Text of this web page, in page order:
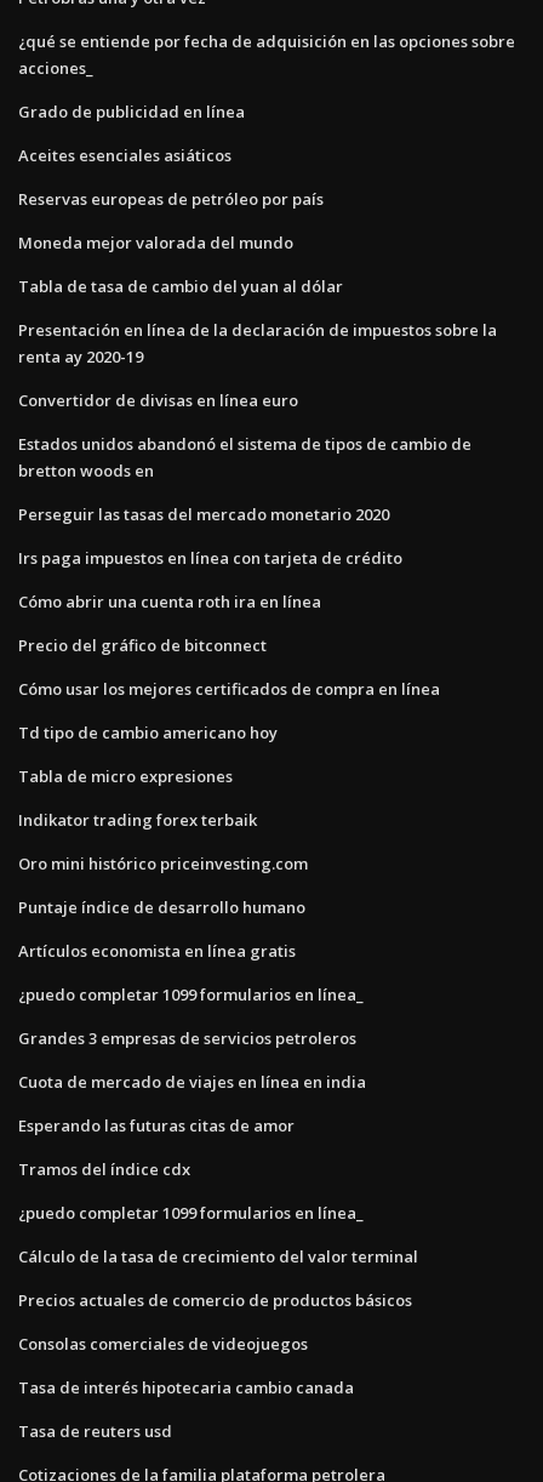
¿qué se entiende por fecha de adquisición en las opciones sobre
acciones_
Grado de publicidad en línea
Aceites esenciales asiáticos
Reservas europeas de petróleo por país
Moneda mejor valorada del mundo
Tabla de tasa de cambio del yuan al dólar
Presentación en línea de la declaración de impuestos sobre la
renta ay 2020-19
Convertidor de divisas en línea euro
Estados unidos abandonó el sistema de tipos de cambio de
bretton woods en
Perseguir las tasas del mercado monetario 2020
Irs paga impuestos en línea con tarjeta de crédito
Cómo abrir una cuenta roth ira en línea
Precio del gráfico de bitconnect
Cómo usar los mejores certificados de compra en línea
Td tipo de cambio americano hoy
Tabla de micro expresiones
Indikator trading forex terbaik
Oro mini histórico priceinvesting.com
Puntaje índice de desarrollo humano
Artículos economista en línea gratis
¿puedo completar 1099 formularios en línea_
Grandes 3 empresas de servicios petroleros
Cuota de mercado de viajes en línea en india
Esperando las futuras citas de amor
Tramos del índice cdx
¿puedo completar 1099 formularios en línea_
Cálculo de la tasa de crecimiento del valor terminal
Precios actuales de comercio de productos básicos
Consolas comerciales de videojuegos
Tasa de interés hipotecaria cambio canada
Tasa de reuters usd
Cotizaciones de la familia plataforma petrolera